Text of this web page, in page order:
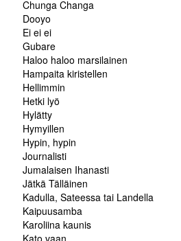
Chunga Changa
Dooyo
Ei ei ei
Gubare
Haloo haloo marsilainen
Hampaita kiristellen
Hellimmin
Hetki lyö
Hylätty
Hymyillen
Hypin, hypin
Journalisti
Jumalaisen Ihanasti
Jätkä Tälläinen
Kadulla, Sateessa tai Landella
Kaipuusamba
Karoliina kaunis
Kato vaan